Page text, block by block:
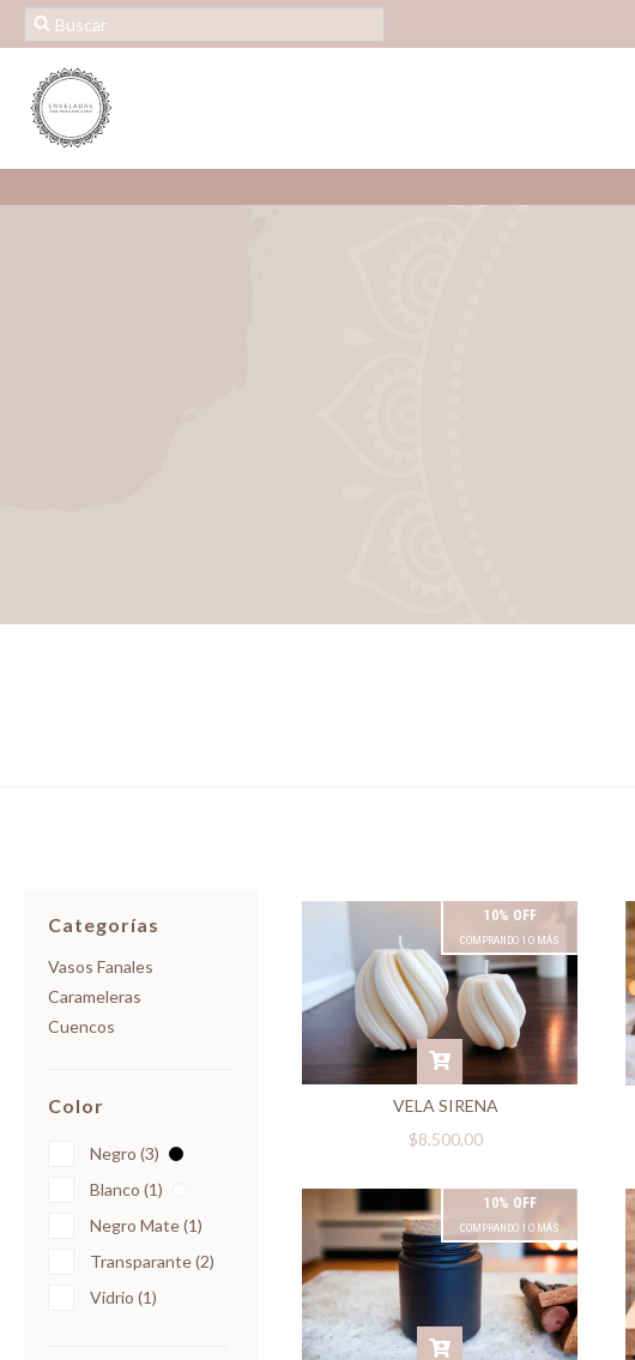
Categorías
Vasos Fanales
Carameleras
Cuencos
Color
Negro (3)
Blanco (1)
Negro Mate (1)
Transparante (2)
Vidrio (1)
10% OFF
COMPRANDO 1 O MÁS
VELA SIRENA
$8.500,00
10% OFF
COMPRANDO 1 O MÁS